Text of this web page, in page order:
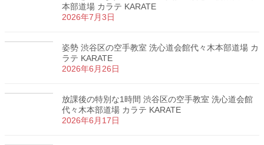
本部道場 カラテ KARATE
2026年7月3日
姿勢 渋谷区の空手教室 洗心道会館代々木本部道場 カ
ラテ KARATE
2026年6月26日
放課後の特別な1時間 渋谷区の空手教室 洗心道会館
代々木本部道場 カラテ KARATE
2026年6月17日